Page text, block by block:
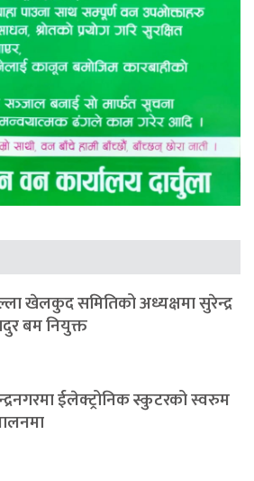
खेलकुद समितिको अध्यक्षमा सुरेन्द्र
बम नियुक्त
ईलेक्ट्रोनिक स्कुटरको स्वरुम